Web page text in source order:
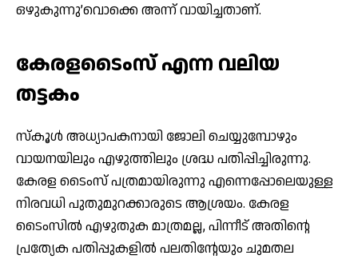
ഒഴുകുന്നു’വൊക്കെ അന്ന് വായിച്ചതാണ്.
കേരളടൈംസ് എന്ന വലിയ
തട്ടകം
സ്‌കൂള്‍ അധ്യാപകനായി ജോലി ചെയ്യുമ്പോഴും
വായനയിലും എഴുത്തിലും ശ്രദ്ധ പതിപ്പിച്ചിരുന്നു.
കേരള ടൈംസ് പത്രമായിരുന്നു എന്നെപ്പോലെയുള്ള
നിരവധി പുതുമുറക്കാരുടെ ആശ്രയം. കേരള
ടൈംസില്‍ എഴുതുക മാത്രമല്ല, പിന്നീട് അതിന്റെ
പ്രത്യേക പതിപ്പുകളില്‍ പലതിന്റേയും ചുമതല